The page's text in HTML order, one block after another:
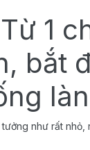
1
bắt
như rất nhỏ,